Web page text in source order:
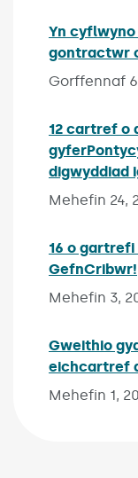
Yn
gontractwr
Gorffennaf
12 cartref o
digwyddiad
Mehefin 24,
16 o
GefnCribwr!
Mehefin 3,
Gweithio
eichcartref
Mehefin 1,